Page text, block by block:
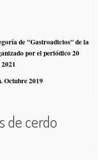
de "Gastroadictos" de la
por el periódico 20
Octubre 2019
de cerdo